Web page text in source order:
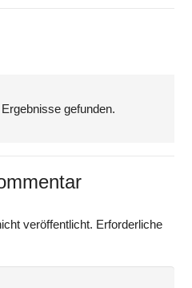
gefunden.
veröffentlicht. Erforderliche